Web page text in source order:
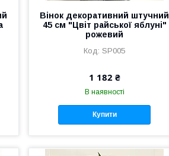
Вінок декоративний штучний
45 см "Цвіт райської яблуні"
рожевий
SP005
1 182 ₴
В наявності
Купити